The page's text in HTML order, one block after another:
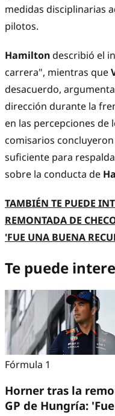
medidas disciplinarias
pilotos.
Hamiltondescribió el
carrera", mientras que
desacuerdo,
dirección durante la
en las percepciones de
comisarios
suficiente para
sobre la conducta de
TAMBIÉN TE PUEDE
REMONTADA DE
'FUE UNA BUENA
Te puede
Fórmula 1
Horner tras la
GP de Hungría: